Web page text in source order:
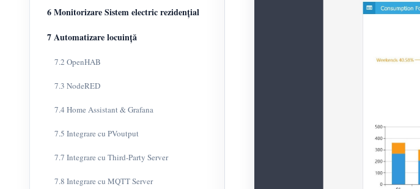
6 Monitorizare Sistem electric rezidențial
7 Automatizare locuință
7.2 OpenHAB
7.3 NodeRED
7.4 Home Assistant & Grafana
7.5 Integrare cu PVoutput
7.7 Integrare cu Third-Party Server
7.8 Integrare cu MQTT Server